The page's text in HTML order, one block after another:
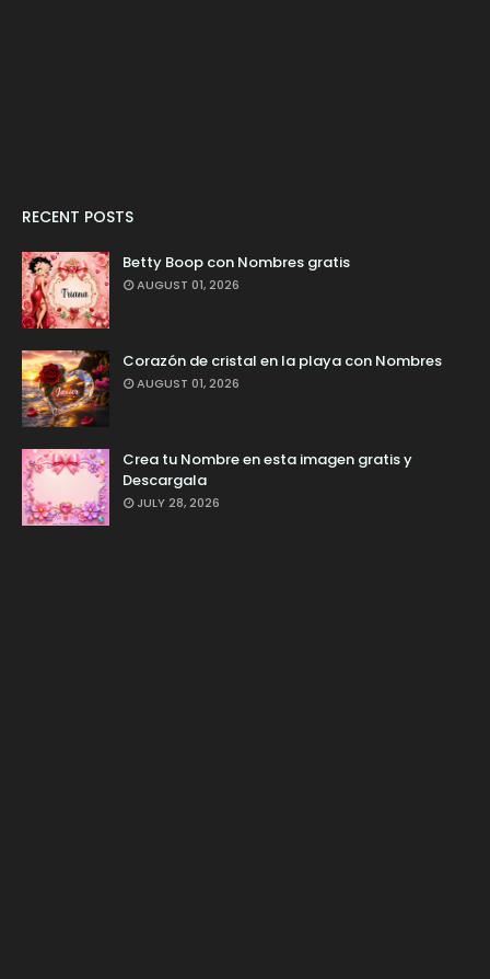
RECENT POSTS
Betty Boop con Nombres gratis
AUGUST 01, 2026
Corazón de cristal en la playa con Nombres
AUGUST 01, 2026
Crea tu Nombre en esta imagen gratis y
Descargala
JULY 28, 2026